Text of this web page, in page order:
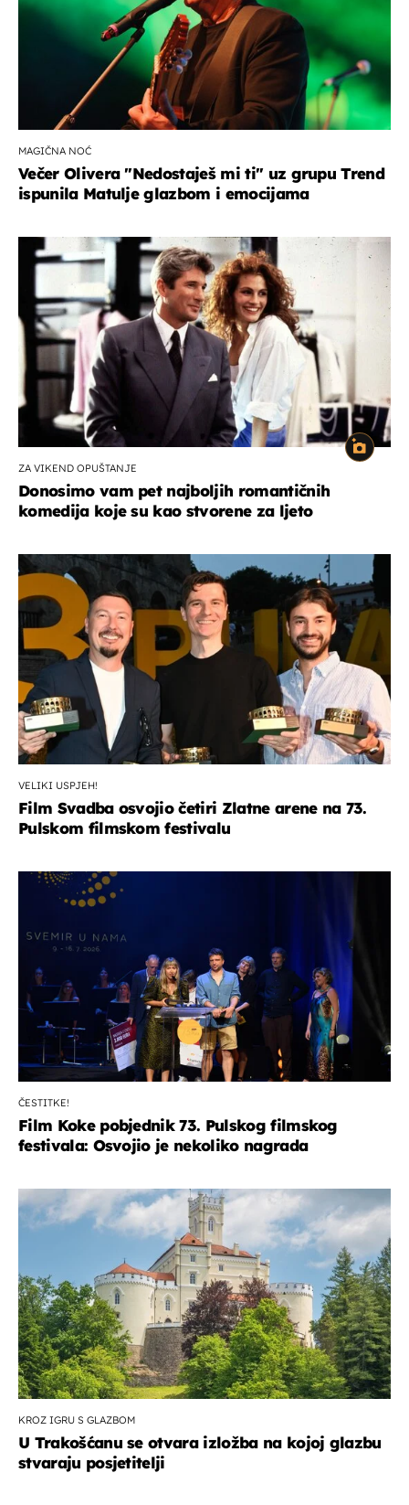
MAGIČNA NOĆ
Večer Olivera "Nedostaješ mi ti" uz grupu Trend
ispunila Matulje glazbom i emocijama
ZA VIKEND OPUŠTANJE
Donosimo vam pet najboljih romantičnih
komedija koje su kao stvorene za ljeto
VELIKI USPJEH!
Film Svadba osvojio četiri Zlatne arene na 73.
Pulskom filmskom festivalu
ČESTITKE!
Film Koke pobjednik 73. Pulskog filmskog
festivala: Osvojio je nekoliko nagrada
KROZ IGRU S GLAZBOM
U Trakošćanu se otvara izložba na kojoj glazbu
stvaraju posjetitelji